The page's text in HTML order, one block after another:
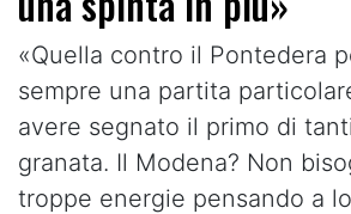
«Quella contro il Pontedera
sempre una partita
avere segnato il primo di
granata. Il Modena? Non
troppe energie pensando a